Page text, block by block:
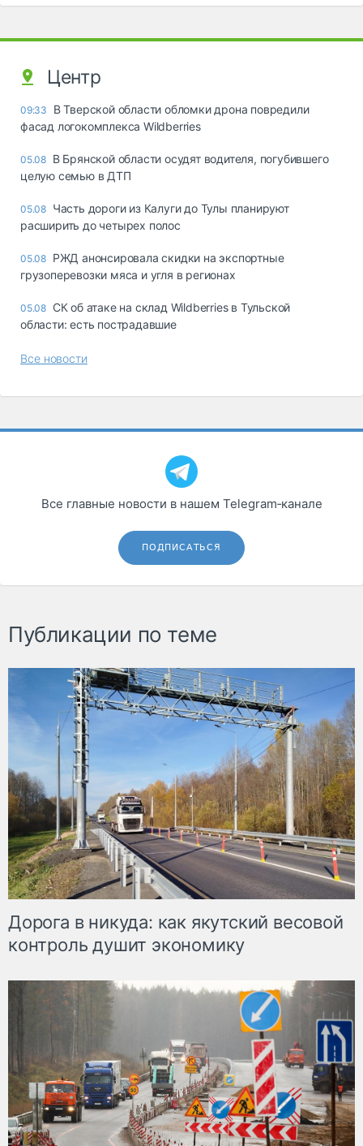
Центр
09:33
В Тверской области обломки дрона повредили
фасад логокомплекса Wildberries
05.08 В Брянской области осудят водителя, погубившего
целую семью в ДТП
05.08 Часть дороги из Калуги до Тулы планируют
расширить до четырех полос
05.08 РЖД анонсировала скидки на экспортные
грузоперевозки мяса и угля в регионах
05.08 СК об атаке на склад Wildberries в Тульской
области: есть пострадавшие
Все новости
Все главные новости в нашем Telegram‑канале
ПОДПИСАТЬСЯ
Публикации по теме
Дорога в никуда: как якутский весовой
контроль душит экономику